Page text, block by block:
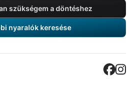
szükségem a döntéshez
nyaralók keresése